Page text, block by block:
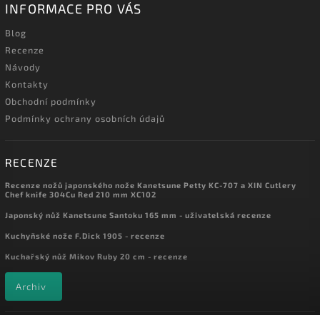
INFORMACE PRO VÁS
Blog
Recenze
Návody
Kontakty
Obchodní podmínky
Podmínky ochrany osobních údajů
RECENZE
Recenze nožů japonského nože Kanetsune Petty KC-707 a XIN Cutlery
Chef knife 304Cu Red 210 mm XC102
Japonský nůž Kanetsune Santoku 165 mm - uživatelská recenze
Kuchyňské nože F.Dick 1905 - recenze
Kuchařský nůž Mikov Ruby 20 cm - recenze
Archiv